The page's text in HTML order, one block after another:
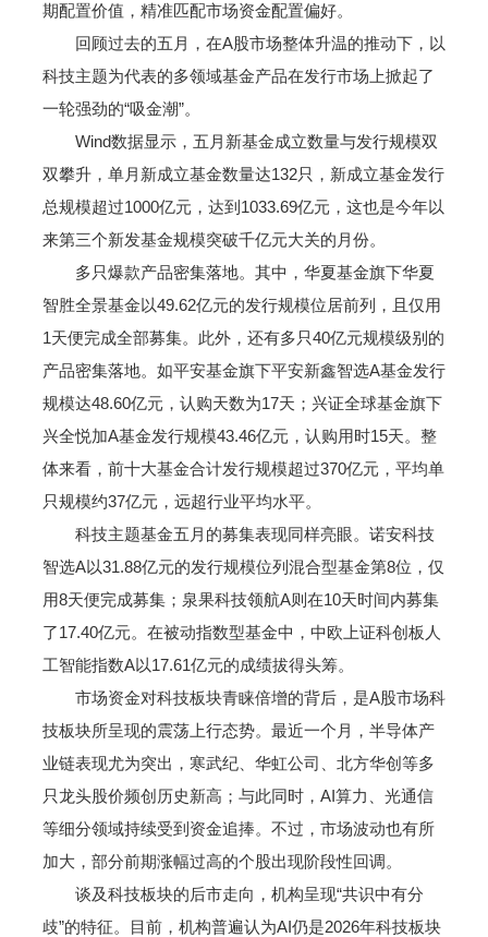
期配置价值，精准匹配市场资金配置偏好。
回顾过去的五月，在A股市场整体升温的推动下，以
科技主题为代表的多领域基金产品在发行市场上掀起了
一轮强劲的“吸金潮”。
Wind数据显示，五月新基金成立数量与发行规模双
双攀升，单月新成立基金数量达132只，新成立基金发行
总规模超过1000亿元，达到1033.69亿元，这也是今年以
来第三个新发基金规模突破千亿元大关的月份。
多只爆款产品密集落地。其中，华夏基金旗下华夏
智胜全景基金以49.62亿元的发行规模位居前列，且仅用
1天便完成全部募集。此外，还有多只40亿元规模级别的
产品密集落地。如平安基金旗下平安新鑫智选A基金发行
规模达48.60亿元，认购天数为17天；兴证全球基金旗下
兴全悦加A基金发行规模43.46亿元，认购用时15天。整
体来看，前十大基金合计发行规模超过370亿元，平均单
只规模约37亿元，远超行业平均水平。
科技主题基金五月的募集表现同样亮眼。诺安科技
智选A以31.88亿元的发行规模位列混合型基金第8位，仅
用8天便完成募集；泉果科技领航A则在10天时间内募集
了17.40亿元。在被动指数型基金中，中欧上证科创板人
工智能指数A以17.61亿元的成绩拔得头筹。
市场资金对科技板块青睐倍增的背后，是A股市场科
技板块所呈现的震荡上行态势。最近一个月，半导体产
业链表现尤为突出，寒武纪、华虹公司、北方华创等多
只龙头股价频创历史新高；与此同时，AI算力、光通信
等细分领域持续受到资金追捧。不过，市场波动也有所
加大，部分前期涨幅过高的个股出现阶段性回调。
谈及科技板块的后市走向，机构呈现“共识中有分
歧”的特征。目前，机构普遍认为AI仍是2026年科技板块